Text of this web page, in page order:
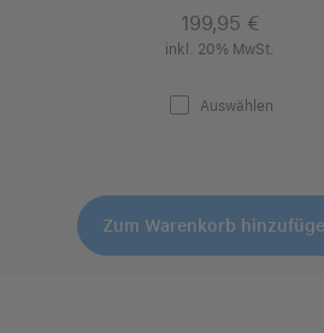
199,95 €
inkl. 20% MwSt.
Auswählen
Zum Warenkorb